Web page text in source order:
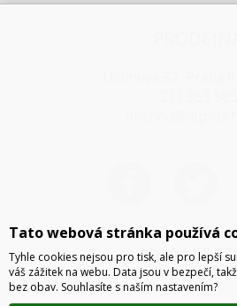
Tato webová stránka používá
Tyhle cookies nejsou pro tisk, ale pro lepší
váš zážitek na webu. Data jsou v bezpečí,
bez obav. Souhlasíte s naším nastavením?